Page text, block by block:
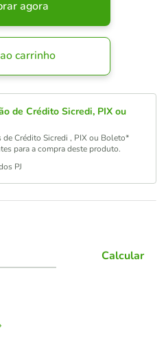
agora
carrinho
de Crédito Sicredi, PIX ou
Crédito Sicredi , PIX ou Boleto*
para a compra deste produto.
PJ
Calcular